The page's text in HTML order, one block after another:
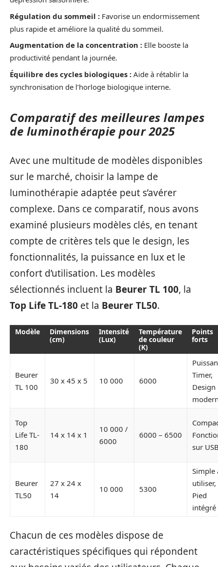
Régulation du sommeil : Favorise un endormissement
plus rapide et améliore la qualité du sommeil.
Augmentation de la concentration : Elle booste la
productivité pendant la journée.
Équilibre des cycles biologiques : Aide à rétablir la
synchronisation de l’horloge biologique interne.
Comparatif des meilleures lampes
de luminothérapie pour 2025
Avec une multitude de modèles disponibles
sur le marché, choisir la lampe de
luminothérapie adaptée peut s’avérer
complexe. Dans ce comparatif, nous avons
examiné plusieurs modèles clés, en tenant
compte de critères tels que le design, les
fonctionnalités, la puissance en lux et le
confort d’utilisation. Les modèles
sélectionnés incluent la Beurer TL 100, la
Top Life TL-180 et la Beurer TL50.
Modèle
Dimensions
(cm)
Intensité
(Lux)
Température
de couleur
(K)
Points
forts
Beurer
TL 100
30 x 45 x 5 10 000 6000
Timer,
Design
Top
Life TL-
180
14 x 14 x 1
10 000 /
6000
6000 – 6500
sur
Beurer
TL50
27 x 24 x
14
10 000 5300
Simple
utiliser,
Pied
intégré
Chacun de ces modèles dispose de
caractéristiques spécifiques qui répondent